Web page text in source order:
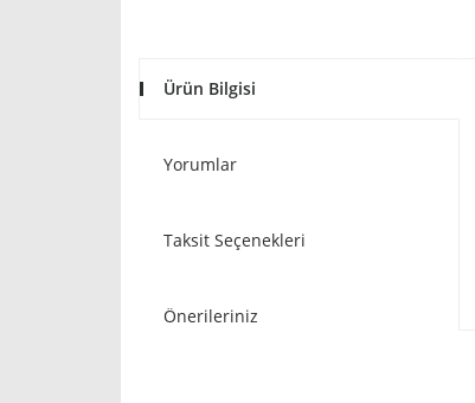
Ürün Bilgisi
Yorumlar
Taksit Seçenekleri
Önerileriniz